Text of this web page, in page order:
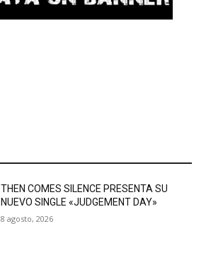
THEN COMES SILENCE PRESENTA SU
NUEVO SINGLE «JUDGEMENT DAY»
8 agosto, 2026